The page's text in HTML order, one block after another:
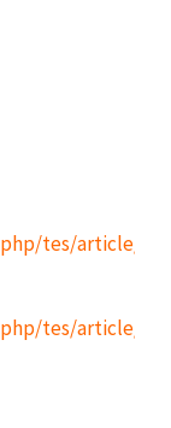
tes/article/
tes/article/